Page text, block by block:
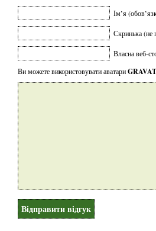
Ім’я
Скринька (не
Власна веб-
Ви можете використовувати аватари